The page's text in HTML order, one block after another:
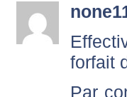
forfait
Par